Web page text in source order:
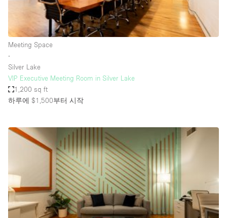
Unique Space
Warehouse
Air Conditioning
Animals Friendly
Bathroom
Car Display
Concierge
Counters
Daylight
Meeting Space
∙
Silver Lake
VIP Executive Meeting Room in Silver Lake
1,200 sq ft
하루에 $1,500부터 시작